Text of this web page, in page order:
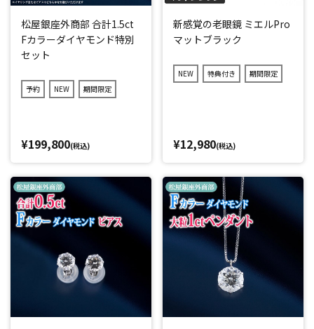
松屋銀座外商部 合計1.5ct
Fカラーダイヤモンド特別
セット
予約 NEW 期間限定
¥199,800(税込)
新感覚の老眼鏡 ミエルPro
マットブラック
NEW 特典付き 期間限定
¥12,980(税込)